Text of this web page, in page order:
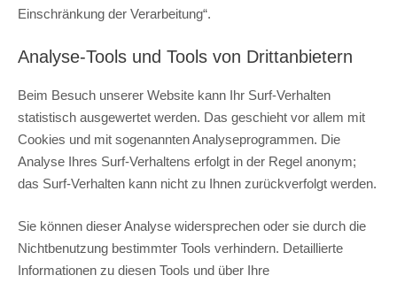
Einschränkung der Verarbeitung“.
Analyse-Tools und Tools von Drittanbietern
Beim Besuch unserer Website kann Ihr Surf-Verhalten
statistisch ausgewertet werden. Das geschieht vor allem mit
Cookies und mit sogenannten Analyseprogrammen. Die
Analyse Ihres Surf-Verhaltens erfolgt in der Regel anonym;
das Surf-Verhalten kann nicht zu Ihnen zurückverfolgt werden.
Sie können dieser Analyse widersprechen oder sie durch die
Nichtbenutzung bestimmter Tools verhindern. Detaillierte
Informationen zu diesen Tools und über Ihre